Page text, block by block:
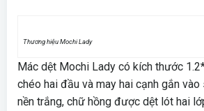
Thương hiệu Mochi Lady
Mác dệt Mochi Lady có kích thước
chéo hai đầu và may hai cạnh gắn
nền trắng, chữ hồng được dệt lót hai